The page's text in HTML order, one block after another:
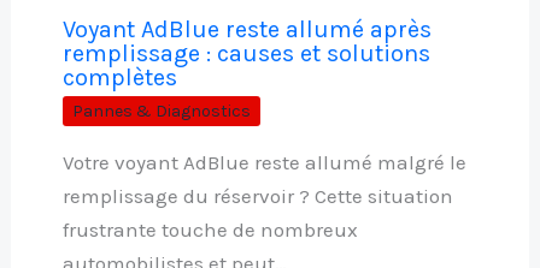
Voyant AdBlue reste allumé après
remplissage : causes et solutions
complètes
Pannes & Diagnostics
Votre voyant AdBlue reste allumé malgré le
remplissage du réservoir ? Cette situation
frustrante touche de nombreux
automobilistes et peut…